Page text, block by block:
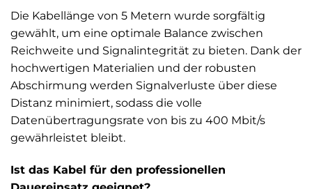
Die Kabellänge von 5 Metern wurde sorgfältig
gewählt, um eine optimale Balance zwischen
Reichweite und Signalintegrität zu bieten. Dank der
hochwertigen Materialien und der robusten
Abschirmung werden Signalverluste über diese
Distanz minimiert, sodass die volle
Datenübertragungsrate von bis zu 400 Mbit/s
gewährleistet bleibt.
Ist das Kabel für den professionellen